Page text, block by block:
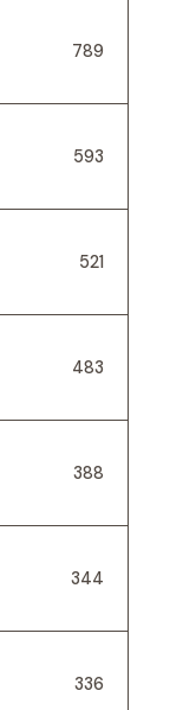
789
593
521
483
388
344
336